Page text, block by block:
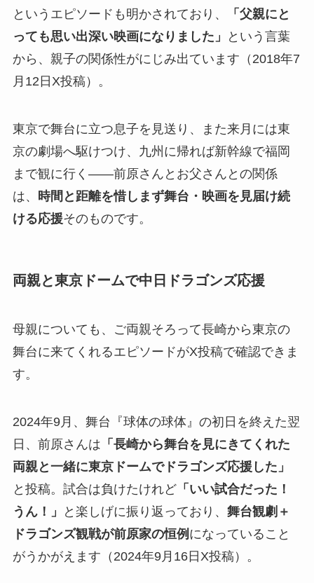
というエピソードも明かされており、
「父親にと
っても思い出深い映画になりました」
という言葉
から、親子の関係性がにじみ出ています（2018年7
月12日X投稿）。
東京で舞台に立つ息子を見送り、また来月には東
京の劇場へ駆けつけ、九州に帰れば新幹線で福岡
まで観に行く――前原さんとお父さんとの関係
は、 時間と距離を惜しまず舞台・映画を見届け続
ける応援そのものです。
両親と東京ドームで中日ドラゴンズ応援
母親についても、ご両親そろって長崎から東京の
舞台に来てくれるエピソードがX投稿で確認できま
す。
2024年9月、舞台『球体の球体』の初日を終えた翌
日、前原さんは 「長崎から舞台を見にきてくれた
両親と一緒に東京ドームでドラゴンズ応援した」
と投稿。試合は負けたけれど「いい試合だった！
うん！」
と楽しげに振り返っており、 舞台観劇＋
ドラゴンズ観戦が前原家の恒例 になっていること
がうかがえます（2024年9月16日X投稿）。